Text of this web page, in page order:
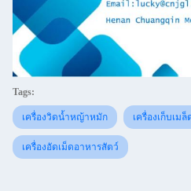
Tags:
เครื่องวิดน้ำหญ้าหมัก เครื่องเก็บเม
เครื่องอัดเม็ดอาหารสัตว์